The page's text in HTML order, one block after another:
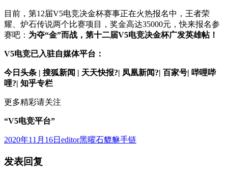
目前，第12届V5电竞决金杯赛事正在火热报名中，王者荣
耀、炉石传说两个比赛项目，奖金高达35000元，快来报名参
赛吧： 为夺“金”而战，第十二届V5电竞决金杯广发英雄帖！
V5电竞已入驻自媒体平台：
今日头条 | 搜狐新闻 | 天天快报?| 凤凰新闻?| 百家号| 哔哩哔
哩?| 知乎专栏
更多精彩请关注
“V5电竞平台”
发
于
2020年11月16日 作
editor分
黑曜石貔貅手链
发表回复